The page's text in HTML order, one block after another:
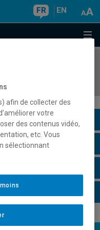
FR EN
afin de collecter des
votre
des contenus vidéo,
etc. Vous
sélectionnant